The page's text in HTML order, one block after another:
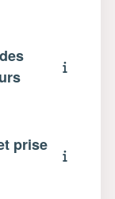
prise